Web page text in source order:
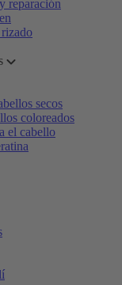
reparación
secos
coloreados
el cabello